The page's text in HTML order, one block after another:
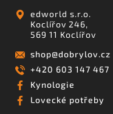
edworld s.r.o.
Koclířov 246,
569 11 Koclířov
shop@dobrylov.cz
+420 603 147 467
Kynologie
Lovecké potřeby